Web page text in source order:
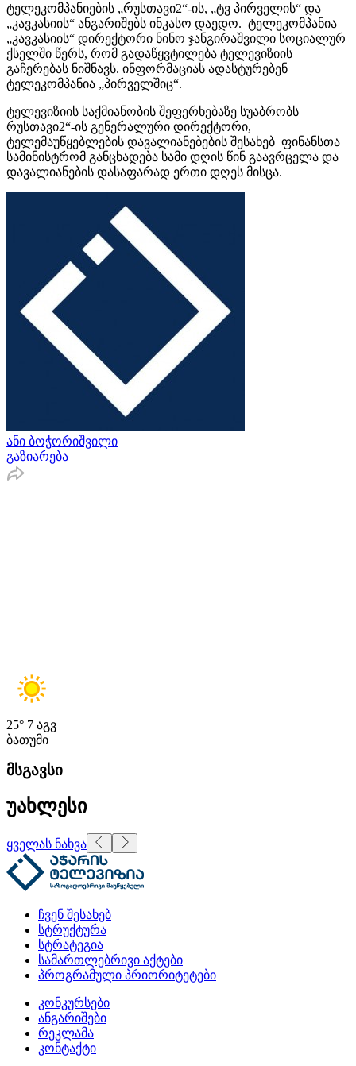
ტელეკომპანიების „რუსთავი2“-ის, „ტვ პირველის“ და
„კავკასიის“ ანგარიშებს ინკასო დაედო. ტელეკომპანია
„კავკასიის“ დირექტორი ნინო ჯანგირაშვილი სოციალურ
ქსელში წერს, რომ გადაწყვტილება ტელევიზიის
გაჩერებას ნიშნავს. ინფორმაციას ადასტურებენ
ტელეკომპანია „პირველშიც“.
ტელევიზიის საქმიანობის შეფერხებაზე სუაბრობს
რუსთავი2“-ის გენერალური დირექტორი,
ტელემაუწყებლების დავალიანებების შესახებ ფინანსთა
სამინისტრომ განცხადება სამი დღის წინ გაავრცელა და
დავალიანების დასაფარად ერთი დღეს მისცა.
ანი ბოჭორიშვილი
გაზიარება
25° 7 აგვ
ბათუმი
მსგავსი
უახლესი
ყველას ნახვა
ჩვენ შესახებ
სტრუქტურა
სტრატეგია
სამართლებრივი აქტები
პროგრამული პრიორიტეტები
კონკურსები
ანგარიშები
რეკლამა
კონტაქტი